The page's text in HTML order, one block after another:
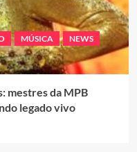
MÚSICA
NEWS
mestres da MPB
legado vivo